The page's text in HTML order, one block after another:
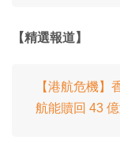
【精選報道】
【港航危機】
航能贖回 43